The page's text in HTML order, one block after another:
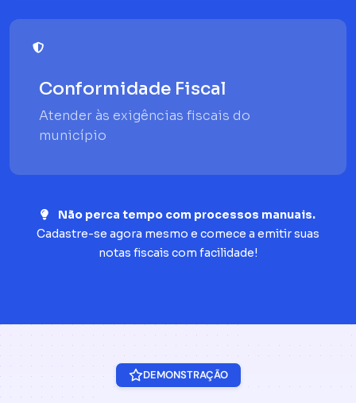
Conformidade Fiscal
Atender às exigências fiscais do
município
Não perca tempo com processos manuais.
Cadastre-se agora mesmo e comece a emitir suas
notas fiscais com facilidade!
DEMONSTRAÇÃO